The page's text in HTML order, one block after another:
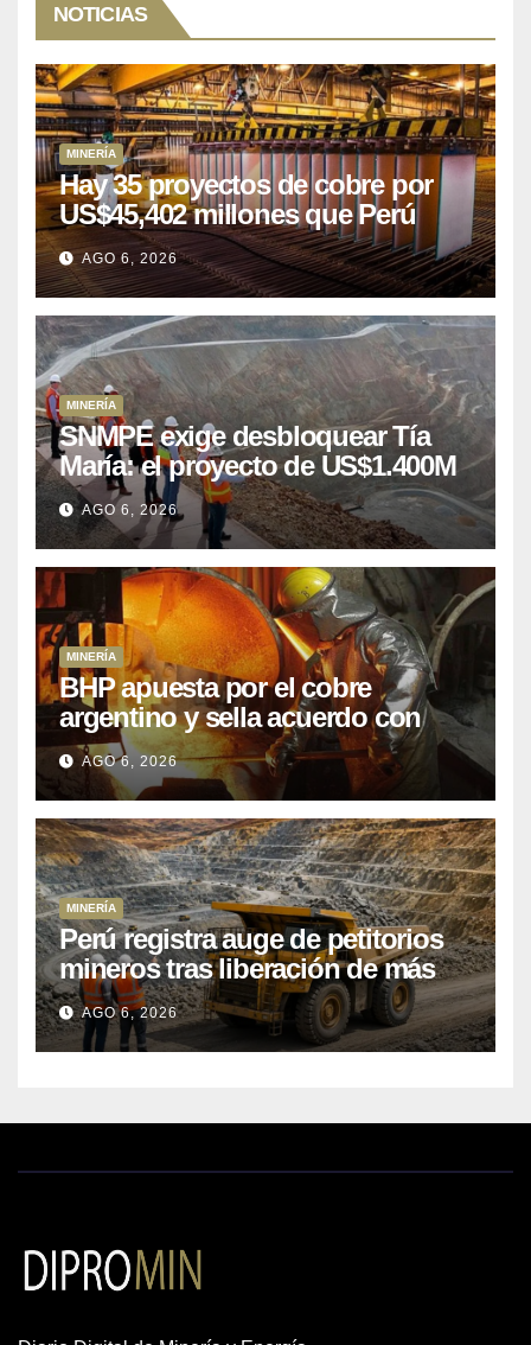
NOTICIAS
MINERÍA
Hay 35 proyectos de cobre por
US$45,402 millones que Perú
puede aprovechar
AGO 6, 2026
MINERÍA
SNMPE exige desbloquear Tía
María: el proyecto de US$1.400M
que Perú lleva 15 años
posponiendo
AGO 6, 2026
MINERÍA
BHP apuesta por el cobre
argentino y sella acuerdo con
Kobrea para siete proyecto
AGO 6, 2026
MINERÍA
Perú registra auge de petitorios
mineros tras liberación de más
de mil concesiones para explorar
cobre y oro
AGO 6, 2026